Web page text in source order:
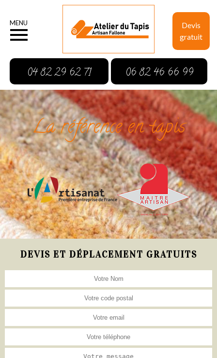
Devis
gratuit
MENU
04 82 29 62 71 06 82 46 66 99
La référence en tapis
DEVIS ET DÉPLACEMENT GRATUITS